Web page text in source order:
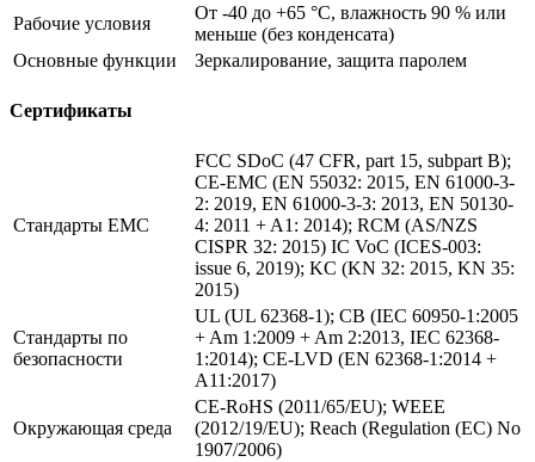
Рабочие условия
От -40 до +65 °C, влажность 90 % или
меньше (без конденсата)
Основные функции
Зеркалирование, защита паролем
Сертификаты
Стандарты EMC
FCC SDoC (47 CFR, part 15, subpart B);
CE-EMC (EN 55032: 2015, EN 61000-3-
2: 2019, EN 61000-3-3: 2013, EN 50130-
4: 2011 + A1: 2014); RCM (AS/NZS
CISPR 32: 2015) IC VoC (ICES-003:
issue 6, 2019); KC (KN 32: 2015, KN 35:
2015)
Стандарты по
безопасности
UL (UL 62368-1); CB (IEC 60950-1:2005
+ Am 1:2009 + Am 2:2013, IEC 62368-
1:2014); CE-LVD (EN 62368-1:2014 +
A11:2017)
Окружающая среда
CE-RoHS (2011/65/EU); WEEE
(2012/19/EU); Reach (Regulation (EC) No
1907/2006)